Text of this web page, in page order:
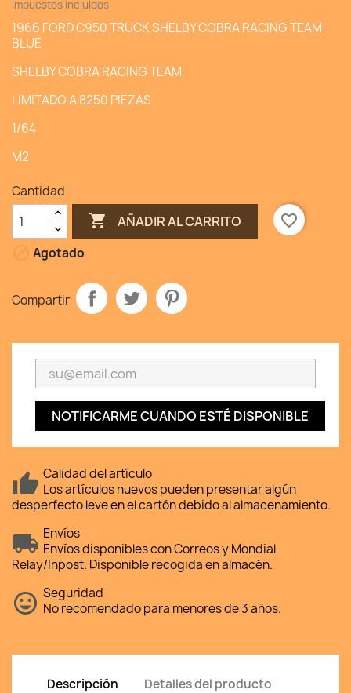
Impuestos incluidos
1966 FORD C950 TRUCK SHELBY COBRA RACING TEAM
BLUE
SHELBY COBRA RACING TEAM
LIMITADO A 8250 PIEZAS
1/64
M2
Cantidad
 AÑADIR AL CARRITO
favorite_border
Agotado
Compartir
NOTIFICARME CUANDO ESTÉ DISPONIBLE
Calidad del artículo
Los artículos nuevos pueden presentar algún
desperfecto leve en el cartón debido al almacenamiento.
Envíos
Envíos disponibles con Correos y Mondial
Relay/Inpost. Disponible recogida en almacén.
Seguridad
No recomendado para menores de 3 años.
Descripción Detalles del producto